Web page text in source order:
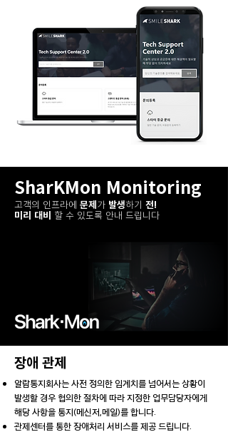
SharKMon Monitoring
고객의 인프라에 문제가 발생하기 전!
미리 대비 할 수 있도록 안내 드립니다
​장애 관제
알람통지회사는 사전 정의한 임계치를 넘어서는 상황이
발생할 경우 협의한 절차에 따라 지정한 업무담당자에게
해당 사항을 통지(메신저,메일)를 합니다.
관제센터를 통한 장애처리 서비스를 제공 드립니다.